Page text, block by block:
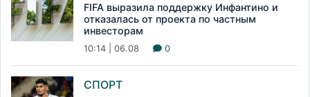
FIFA выразила поддержку Инфантино и
отказалась от проекта по частным
инвесторам
10:14 | 06.08 0
СПОРТ